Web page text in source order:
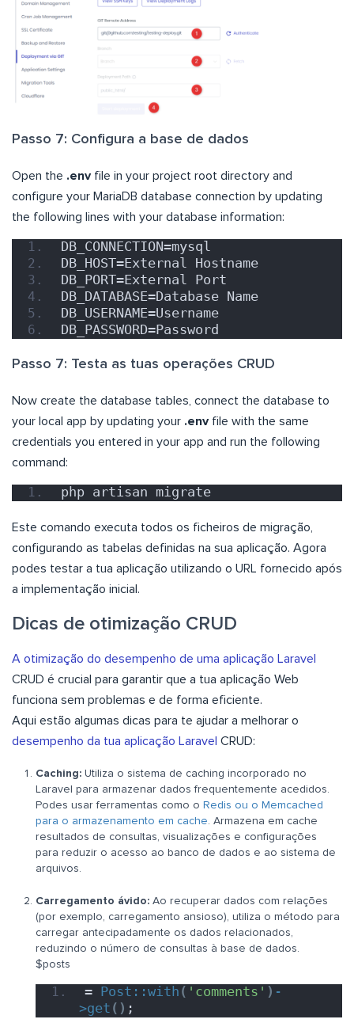
Passo 7: Configura a base de dados
Open the .envfile in your project root directory and
configure your MariaDB database connection by updating
the following lines with your database information:
DB_CONNECTION=mysql
DB_HOST=External Hostname
DB_PORT=External Port
DB_DATABASE=Database Name
DB_USERNAME=Username
DB_PASSWORD=Password
Passo 7: Testa as tuas operações CRUD
Now create the database tables, connect the database to
your local app by updating your .env file with the same
credentials you entered in your app and run the following
command:
php artisan migrate
Este comando executa todos os ficheiros de migração,
configurando as tabelas definidas na sua aplicação. Agora
podes testar a tua aplicação utilizando o URL fornecido após
a implementação inicial.
Dicas de otimização CRUD
A otimização do desempenho de uma aplicação Laravel
CRUD é crucial para garantir que a tua aplicação Web
funciona sem problemas e de forma eficiente.
Aqui estão algumas dicas para te ajudar a melhorar o
desempenho da tua aplicação Laravel CRUD:
Caching: Utiliza o sistema de caching incorporado no
Laravel para armazenar dados frequentemente acedidos.
Podes usar ferramentas como o Redis ou o Memcached
para o armazenamento em cache . Armazena em cache
resultados de consultas, visualizações e configurações
para reduzir o acesso ao banco de dados e ao sistema de
arquivos.
Carregamento ávido: Ao recuperar dados com relações
(por exemplo, carregamento ansioso), utiliza o método para
carregar antecipadamente os dados relacionados,
reduzindo o número de consultas à base de dados.
$posts
= Post::with ( 'comments' ) -
>get () ;